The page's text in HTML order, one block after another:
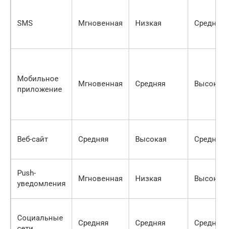
SMS Мгновенная Низкая Среднее
Мобильное
приложение
Мгновенная Средняя Высокое
Веб-сайт Средняя Высокая Среднее
Push-
уведомления
Мгновенная Низкая Высокое
Социальные
Средняя Средняя Среднее